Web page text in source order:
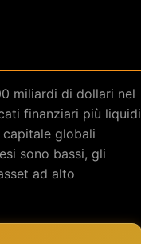
miliardi di dollari nel
finanziari più liquidi
globali
sono bassi, gli
ad alto